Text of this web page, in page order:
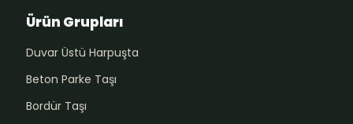
Ürün Grupları
Duvar Üstü Harpuşta
Beton Parke Taşı
Bordür Taşı